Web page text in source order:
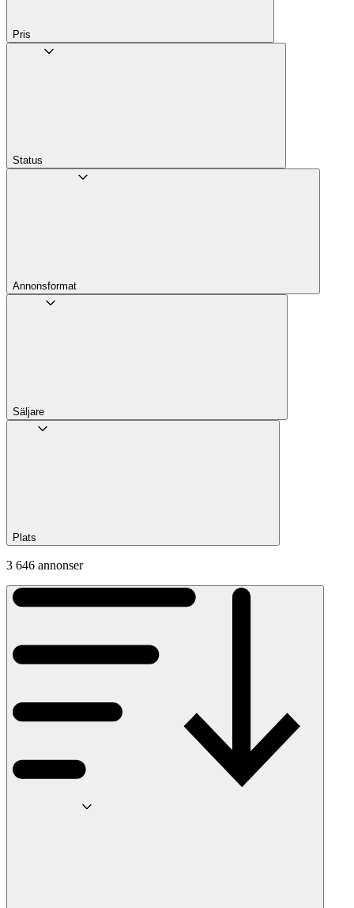
Pris
Status
Annons­format
Säljare
Plats
3 646 annonser